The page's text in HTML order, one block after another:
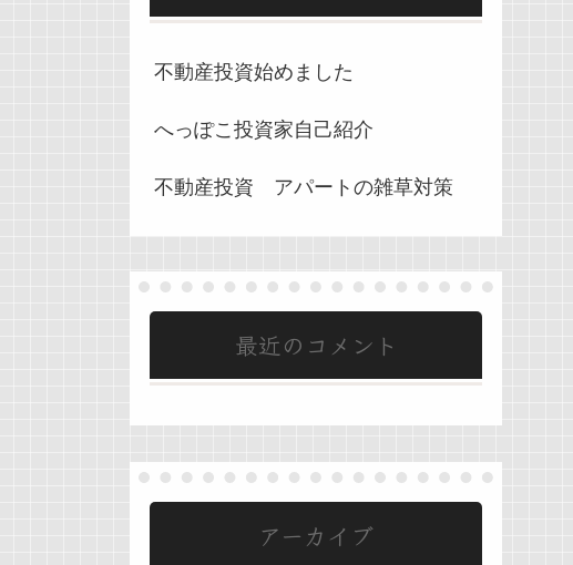
不動産投資始めました
へっぽこ投資家自己紹介
不動産投資 アパートの雑草対策
最近のコメント
アーカイブ